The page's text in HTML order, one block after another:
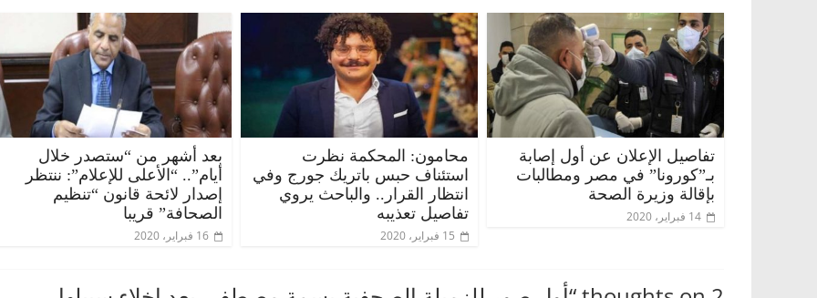
تفاصيل الإعلان عن أول إصابة
بـ”كورونا” في مصر ومطالبات
بإقالة وزيرة الصحة
14 فبراير، 2020
محامون: المحكمة نظرت
استئناف حبس باتريك جورج وفي
انتظار القرار.. والباحث يروي
تفاصيل تعذيبه
15 فبراير، 2020
بعد أشهر من “ستصدر خلال
أيام”.. “الأعلى للإعلام”: ننتظر
إصدار لائحة قانون “تنظيم
الصحافة” قريبا
16 فبراير، 2020